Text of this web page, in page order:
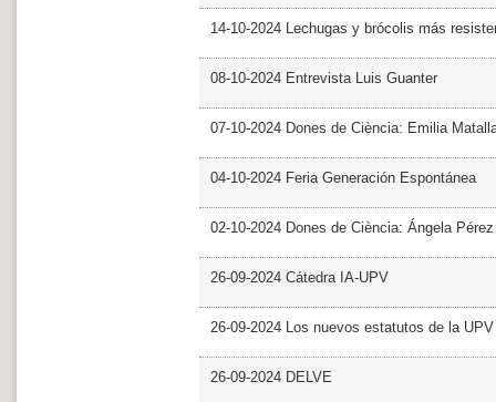
14-10-2024 Lechugas y brócolis más
08-10-2024 Entrevista Luis Guanter
07-10-2024 Dones de Ciència: Emilia
04-10-2024 Feria Generación Espontánea
02-10-2024 Dones de Ciència: Ángela Pérez
26-09-2024 Cátedra IA-UPV
26-09-2024 Los nuevos estatutos de la
26-09-2024 DELVE